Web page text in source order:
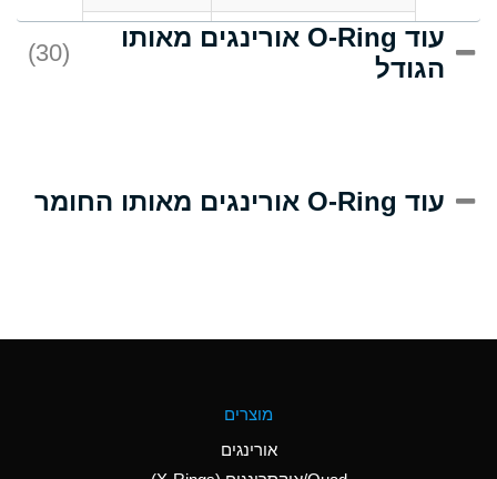
Acrlylonitrile
D
Adipic Acid
(Aqueous)
Aluminum Nitrate
עוד O-Ring אורינגים מאותו
הגודל
(30)
עוד O-Ring אורינגים מאותו החומר
מוצרים
אורינגים